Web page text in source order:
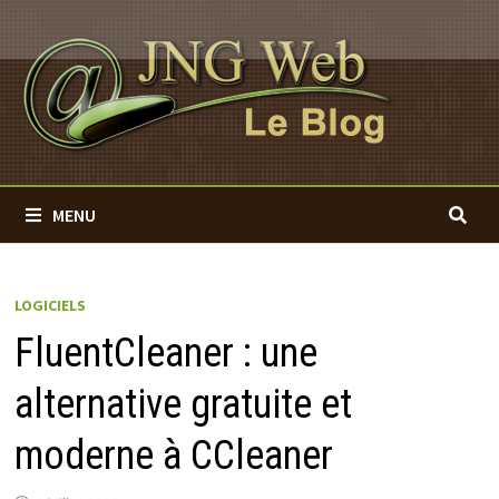
contenu
MENU
LOGICIELS
FluentCleaner : une
alternative gratuite et
moderne à CCleaner